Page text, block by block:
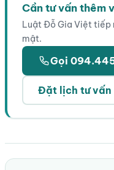
Cần tư vấn thêm
Luật Đỗ Gia Việt tiếp
mật.
Gọi
Đặt lịch tư vấn